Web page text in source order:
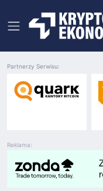
Reklama:
Partnerzy Serwisu: